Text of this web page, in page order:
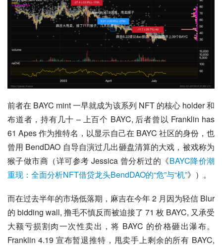
前者在 BAYC mint 一早就成为该系列 NFT 的核心 holder 和
布道者，持有几十 – 上百个 BAYC, 后者曾以 Franklin has
61 Apes 作为推特名，以显示自己在 BAYC 社区的身份，也
曾用 BendDAO 自导自演过几出砸盘清算的大戏，被戏称为
猴子做市商（详可参考 Jessica 曾分析过的《BAYC降价潮
重现：全面分析NFT借贷龙头BendDAO的“危”与“机”》）。
而在过去半年的市场低落期，麻吉在今年 2 月因为轻信 Blur
的 bidding wall, 撸毛不慎反而被迫接了 71 枚 BAYC, 又承受
大额亏损割肉一次性卖出，将 BAYC 的价格砸出瀑布。
Franklin 4.19 宣布暂退推特，甩卖手上剩余的所有 BAYC,